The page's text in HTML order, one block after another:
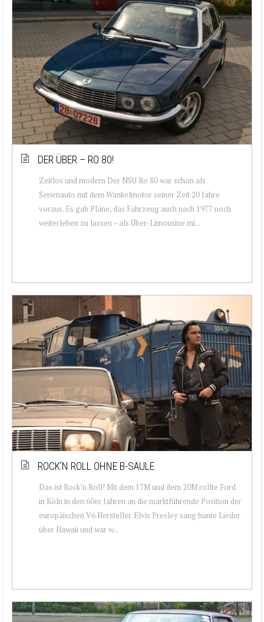
DER ÜBER – RO 80!
Zeitlos und modern Der NSU Ro 80 war schon als
Serienauto mit dem Wankelmotor seiner Zeit 20 Jahre
voraus. Es gab Pläne, das Fahrzeug auch nach 1977 noch
weiterleben zu lassen – als Über-Limousine mi...
ROCK’N ROLL OHNE B-SÄULE
Das ist Rock’n Roll! Mit dem 17M und dem 20M rollte Ford
in Köln in den 60er Jahren an die marktführende Position der
europäischen V6 Hersteller. Elvis Presley sang bunte Lieder
über Hawaii und war w...